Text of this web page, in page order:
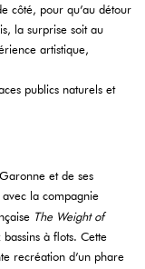
côté, pour qu’au détour
la surprise soit au
artistique,
publics naturels et
et de ses
avec la compagnie
The Weight of
à flots. Cette
recréation d’un phare